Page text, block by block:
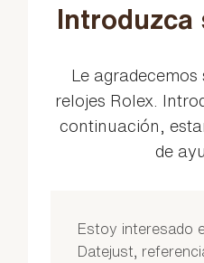
Le
relojes Rolex.
continuación,
de